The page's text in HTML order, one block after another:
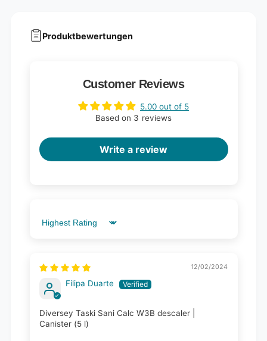
Produktbewertungen
Customer Reviews
5.00 out of 5
Based on 3 reviews
Write a review
Sort by
12/02/2024
Filipa Duarte
Diversey Taski Sani Calc W3B descaler |
Canister (5 l)